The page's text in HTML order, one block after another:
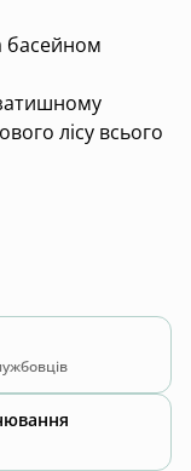
басейном
лісу всього
або